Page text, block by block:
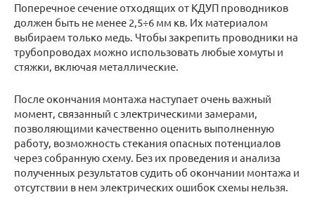
Поперечное сечение отходящих от КДУП проводников
должен быть не менее 2,5÷6 мм кв. Их материалом
выбираем только медь. Чтобы закрепить проводники на
трубопроводах можно использовать любые хомуты и
стяжки, включая металлические.
После окончания монтажа наступает очень важный
момент, связанный с электрическими замерами,
позволяющими качественно оценить выполненную
работу, возможность стекания опасных потенциалов
через собранную схему. Без их проведения и анализа
полученных результатов судить об окончании монтажа и
отсутствии в нем электрических ошибок схемы нельзя.